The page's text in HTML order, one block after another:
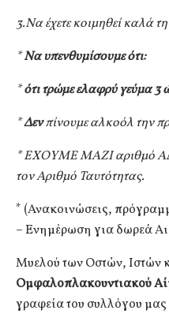
3.Να έχετε κοιμηθεί καλά
*Να υπενθυμίσουμε ότι:
*ότι τρώμε ελαφρύ γεύμα 3
*Δενπίνουμε αλκοόλ την
* ΕΧΟΥΜΕ ΜΑΖΙ αριθμό
τον Αριθμό Ταυτότητας.
* (Ανακοινώσεις,
– Ενημέρωση για δωρεά
Μυελού των Οστών, Ιστών
Ομφαλοπλακουντιακού
γραφεία του συλλόγου